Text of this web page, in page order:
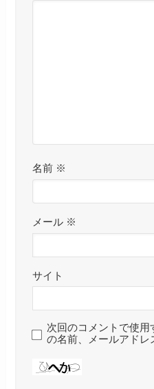
名前 ※
メール ※
サイト
次回のコメントで使
の名前、メールアドレ